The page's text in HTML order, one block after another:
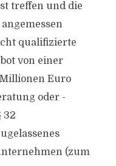
treffen und die
qualifizierte
von einer
Euro
oder -
32
(zum